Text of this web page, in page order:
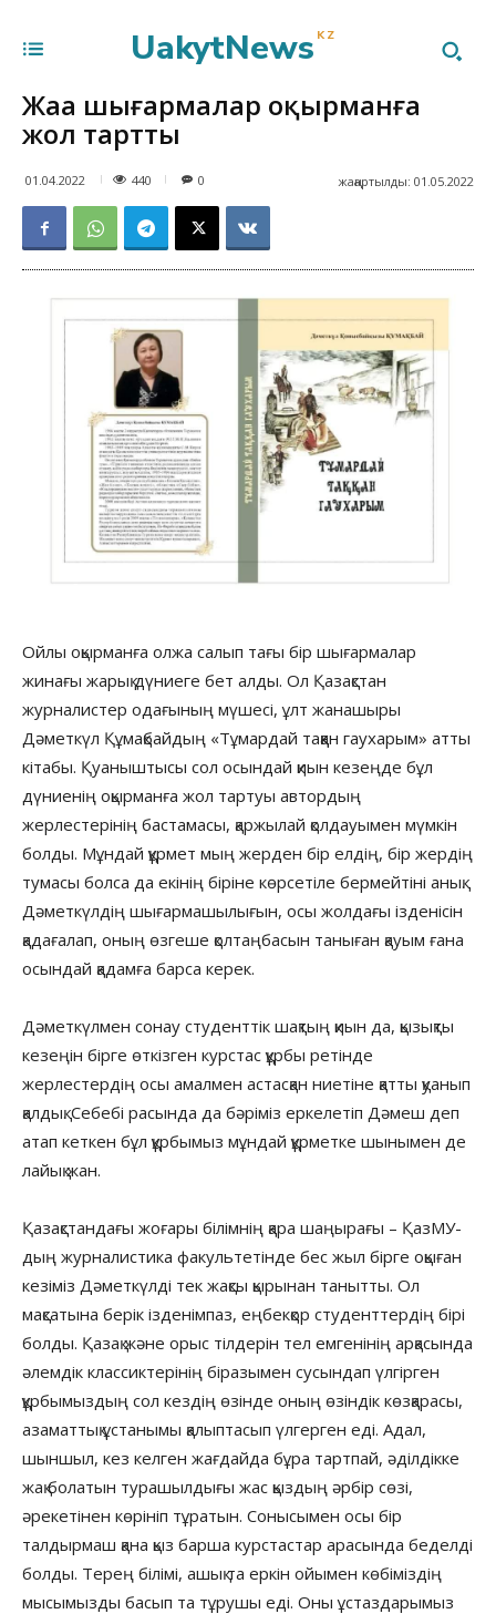
UakytNews KZ
Жаңа шығармалар оқырманға
жол тартты
01.04.2022 440 жаңартылды: 01.05.2022
0
Ойлы оқырманға олжа салып тағы бір шығармалар
жинағы жарық дүниеге бет алды. Ол Қазақстан
журналистер одағының мүшесі, ұлт жанашыры
Дәметкүл Құмақбайдың «Тұмардай таққан гаухарым» атты
кітабы. Қуаныштысы сол осындай қиын кезеңде бұл
дүниенің оқырманға жол тартуы автордың
жерлестерінің бастамасы, қаржылай қолдауымен мүмкін
болды. Мұндай құрмет мың жерден бір елдің, бір жердің
тумасы болса да екінің біріне көрсетіле бермейтіні анық.
Дәметкүлдің шығармашылығын, осы жолдағы ізденісін
қадағалап, оның өзгеше қолтаңбасын таныған қауым ғана
осындай қадамға барса керек.
Дәметкүлмен сонау студенттік шақтың қиын да, қызықты
кезеңін бірге өткізген курстас құрбы ретінде
жерлестердің осы амалмен астасқан ниетіне қатты қуанып
қалдық. Себебі расында да бәріміз еркелетіп Дәмеш деп
атап кеткен бұл құрбымыз мұндай құрметке шынымен де
лайық жан.
Қазақстандағы жоғары білімнің қара шаңырағы – ҚазМУ-
дың журналистика факультетінде бес жыл бірге оқыған
кезіміз Дәметкүлді тек жақсы қырынан танытты. Ол
мақсатына берік ізденімпаз, еңбекқор студенттердің бірі
болды. Қазақ және орыс тілдерін тел емгенінің арқасында
әлемдік классиктерінің біразымен сусындап үлгірген
құрбымыздың сол кездің өзінде оның өзіндік көзқарасы,
азаматтық ұстанымы қалыптасып үлгерген еді. Адал,
шыншыл, кез келген жағдайда бұра тартпай, әділдікке
жақ болатын турашылдығы жас қыздың әрбір сөзі,
әрекетінен көрініп тұратын. Сонысымен осы бір
талдырмаш қана қыз барша курстастар арасында беделді
болды. Терең білімі, ашық та еркін ойымен көбіміздің
мысымызды басып та тұрушы еді. Оны ұстаздарымыз